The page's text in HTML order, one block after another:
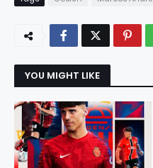
YOU MIGHT LIKE